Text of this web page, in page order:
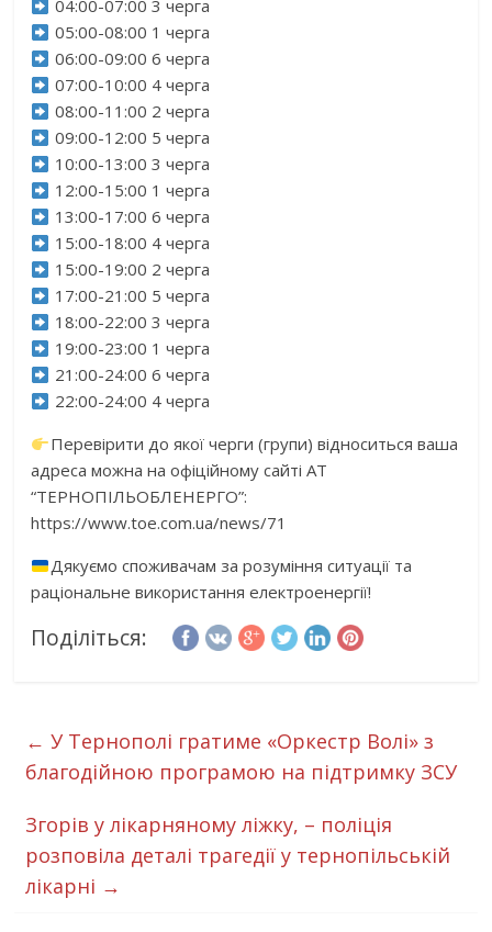
04:00-07:00 3 черга
05:00-08:00 1 черга
06:00-09:00 6 черга
07:00-10:00 4 черга
08:00-11:00 2 черга
09:00-12:00 5 черга
10:00-13:00 3 черга
12:00-15:00 1 черга
13:00-17:00 6 черга
15:00-18:00 4 черга
15:00-19:00 2 черга
17:00-21:00 5 черга
18:00-22:00 3 черга
19:00-23:00 1 черга
21:00-24:00 6 черга
22:00-24:00 4 черга
Перевірити до якої черги (групи) відноситься ваша
адреса можна на офіційному сайті АТ
“ТЕРНОПІЛЬОБЛЕНЕРГО”:
https://www.toe.com.ua/news/71
Дякуємо споживачам за розуміння ситуації та
раціональне використання електроенергії!
Поділіться:
← У Тернополі гратиме «Оркестр Волі» з
благодійною програмою на підтримку ЗСУ
Згорів у лікарняному ліжку, – поліція
розповіла деталі трагедії у тернопільській
лікарні →